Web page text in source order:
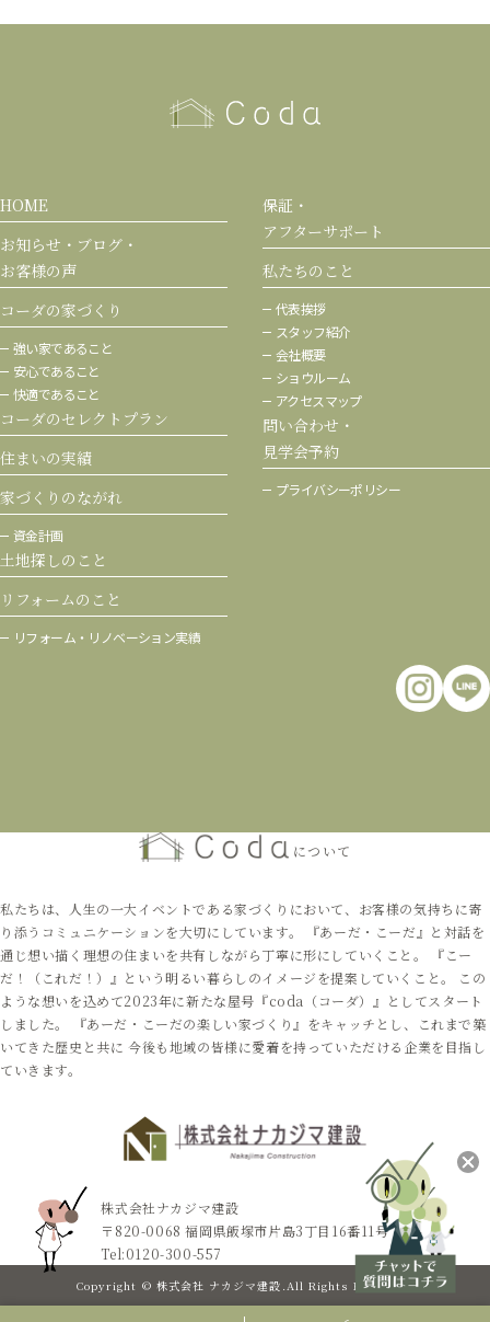
HOME
お知らせ・ブログ・
お客様の声
コーダの家づくり
強い家であること
安心であること
快適であること
コーダのセレクトプラン
住まいの実績
家づくりのながれ
資金計画
土地探しのこと
リフォームのこと
リフォーム・ リノベーション実績
保証・
アフターサポート
私たちのこと
代表挨拶
スタッフ紹介
会社概要
ショウルーム
アクセスマップ
問い合わせ・
見学会予約
プライバシーポリシー
について
私たちは、人生の一大イベントである家づくりにおいて、お客様の気持ちに寄
り添うコミュニケーションを大切にしています。 『あーだ・こーだ』と対話を
通じ想い描く理想の住まいを共有しながら丁寧に形にしていくこと。 『こー
だ！（これだ！）』という明るい暮らしのイメージを提案していくこと。 この
ような想いを込めて2023年に新たな屋号『coda（コーダ）』としてスタート
しました。 『あーだ・こーだの楽しい家づくり』をキャッチとし、これまで築
いてきた歴史と共に 今後も地域の皆様に愛着を持っていただける企業を目指し
ていきます。
株式会社ナカジマ建設
〒820-0068 福岡県飯塚市片島3丁目16番11号
Tel:0120-300-557
Copyright © 株式会社 ナカジマ建設.All Rights Reserved.